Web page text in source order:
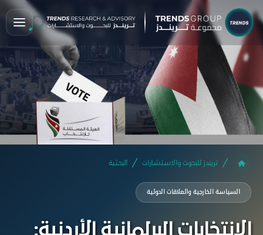
تريندز للبحوث والاستشارات البحثية
السياسة الخارجية والعلاقات الدولية
الانتخابات البرلمانية الأردنية: